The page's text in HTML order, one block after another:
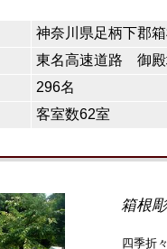
神奈川県足柄下郡
東名高速道路 御殿
296名
客室数62室
箱根
四季折